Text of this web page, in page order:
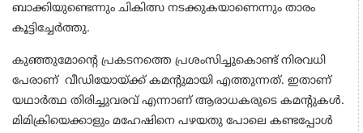
ബാക്കിയുണ്ടെന്നും ചികിത്സ നടക്കുകയാണെന്നും താരം
കൂട്ടിച്ചേർത്തു.‌‌
കുഞ്ഞുമോന്റെ പ്രകടനത്തെ പ്രശംസിച്ചുകൊണ്ട് നിരവധി
പേരാണ് വീഡിയോയ്ക്ക് കമന്റുമായി എത്തുന്നത്. ഇതാണ്
യഥാർത്ഥ തിരിച്ചുവരവ് എന്നാണ് ആരാധകരുടെ കമന്റുകൾ.
മിമിക്രിയെക്കാളും മഹേഷിനെ പഴയതു പോലെ കണ്ടപ്പോൾ